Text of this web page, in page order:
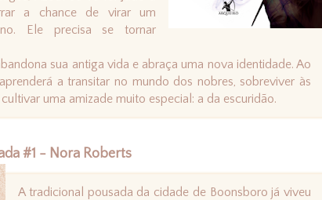
a chance de virar um
Ele precisa se tornar
sua antiga vida e abraça uma nova identidade. Ao
a transitar no mundo dos nobres, sobreviver às
uma amizade muito especial: a da escuridão.
#1 - Nora Roberts
A tradicional pousada da cidade de Boonsboro já viveu